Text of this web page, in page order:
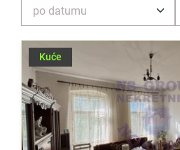
po datumu
Kuće